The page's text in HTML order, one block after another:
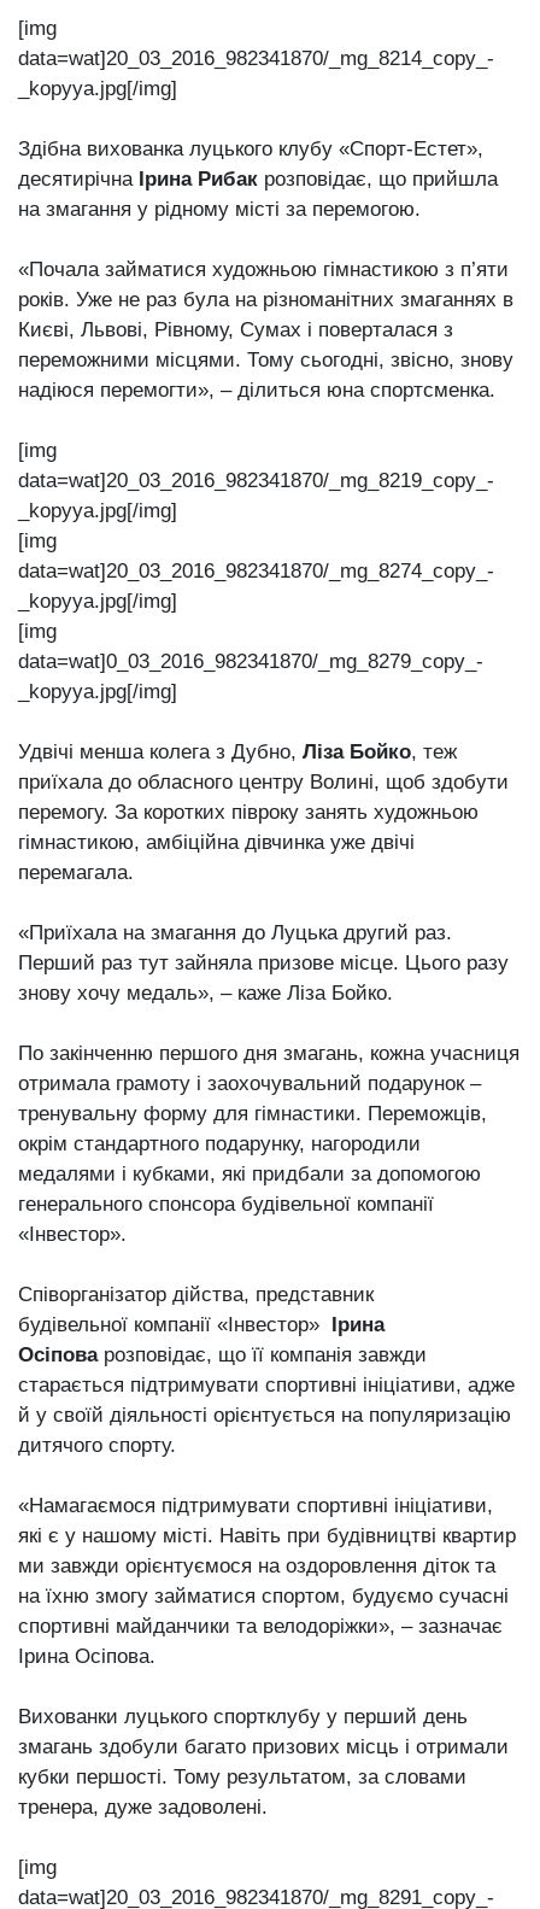
[img
data=wat]20_03_2016_982341870/_mg_8214_copy_-
_kopyya.jpg[/img]
Здібна вихованка луцького клубу «Спорт-Естет»,
десятирічна Ірина Рибак розповідає, що прийшла
на змагання у рідному місті за перемогою.
«Почала займатися художньою гімнастикою з п’яти
років. Уже не раз була на різноманітних змаганнях в
Києві, Львові, Рівному, Сумах і поверталася з
переможними місцями. Тому сьогодні, звісно, знову
надіюся перемогти», – ділиться юна спортсменка.
[img
data=wat]20_03_2016_982341870/_mg_8219_copy_-
_kopyya.jpg[/img]
[img
data=wat]20_03_2016_982341870/_mg_8274_copy_-
_kopyya.jpg[/img]
[img
data=wat]0_03_2016_982341870/_mg_8279_copy_-
_kopyya.jpg[/img]
Удвічі менша колега з Дубно, Ліза Бойко, теж
приїхала до обласного центру Волині, щоб здобути
перемогу. За коротких півроку занять художньою
гімнастикою, амбіційна дівчинка уже двічі
перемагала.
«Приїхала на змагання до Луцька другий раз.
Перший раз тут зайняла призове місце. Цього разу
знову хочу медаль», – каже Ліза Бойко.
По закінченню першого дня змагань, кожна учасниця
отримала грамоту і заохочувальний подарунок –
тренувальну форму для гімнастики. Переможців,
окрім стандартного подарунку, нагородили
медалями і кубками, які придбали за допомогою
генерального спонсора будівельної компанії
«Інвестор».
Співорганізатор дійства, представник
будівельної компанії «Інвестор» Ірина
Осіповарозповідає, що її компанія завжди
старається підтримувати спортивні ініціативи, адже
й у своїй діяльності орієнтується на популяризацію
дитячого спорту.
«Намагаємося підтримувати спортивні ініціативи,
які є у нашому місті. Навіть при будівництві квартир
ми завжди орієнтуємося на оздоровлення діток та
на їхню змогу займатися спортом, будуємо сучасні
спортивні майданчики та велодоріжки», – зазначає
Ірина Осіпова.
Вихованки луцького спортклубу у перший день
змагань здобули багато призових місць і отримали
кубки першості. Тому результатом, за словами
тренера, дуже задоволені.
[img
data=wat]20_03_2016_982341870/_mg_8291_copy_-